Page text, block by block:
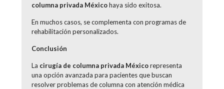
columna privada Méxicohaya sido exitosa.
En muchos casos, se complementa con programas de
rehabilitación personalizados.
Conclusión
La cirugía de columna privada Méxicorepresenta
una opción avanzada para pacientes que buscan
resolver problemas de columna con atención médica